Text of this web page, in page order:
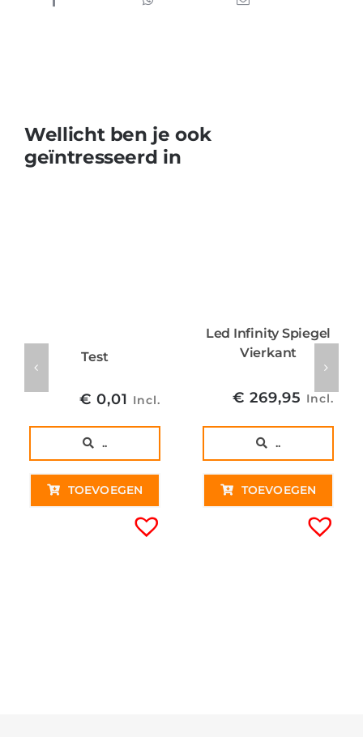
Wellicht ben je ook
geïntresseerd in
Test
€ 0,01 Incl.
..
TOEVOEGEN
Led Infinity Spiegel
Vierkant
€ 269,95 Incl.
..
TOEVOEGEN